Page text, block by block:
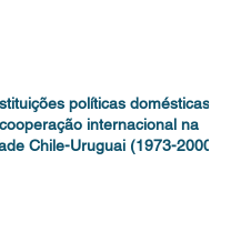
políticas domésticas
internacional na
Chile-Uruguai (1973-2000)